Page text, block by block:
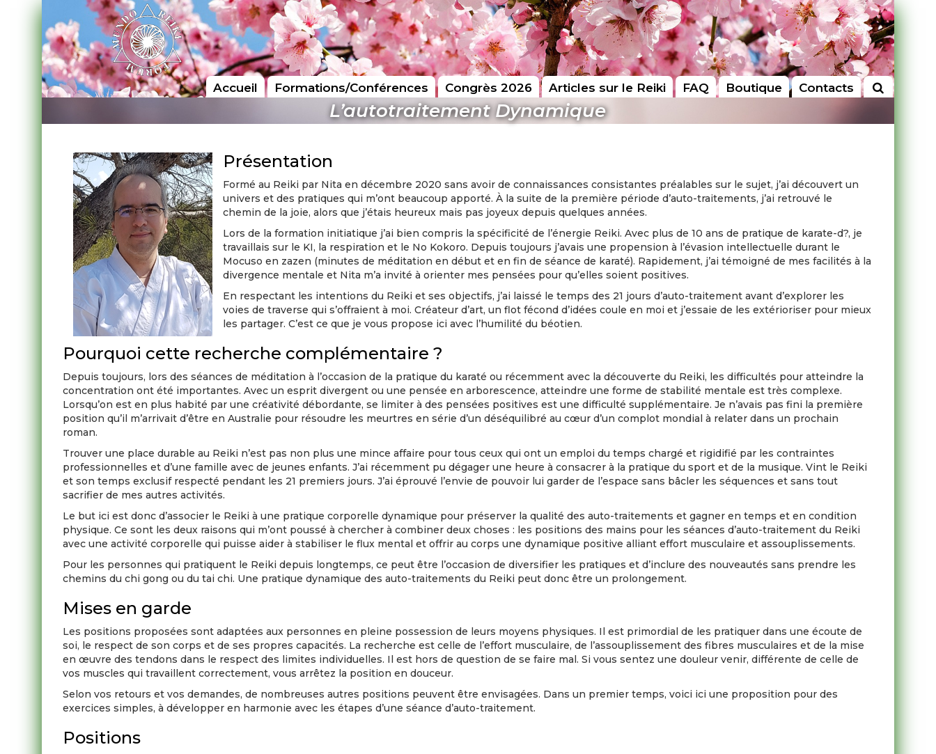
Accueil Formations/Conférences Congrès 2026 Articles sur le Reiki FAQ Boutique Contacts
L’autotraitement Dynamique
Présentation
Formé au Reiki par Nita en décembre 2020 sans avoir de connaissances consistantes préalables sur le sujet, j’ai découvert un
univers et des pratiques qui m’ont beaucoup apporté. À la suite de la première période d’auto-traitements, j’ai retrouvé le
chemin de la joie, alors que j’étais heureux mais pas joyeux depuis quelques années.
Lors de la formation initiatique j’ai bien compris la spécificité de l’énergie Reiki. Avec plus de 10 ans de pratique de karate-d?, je
travaillais sur le KI, la respiration et le No Kokoro. Depuis toujours j’avais une propension à l’évasion intellectuelle durant le
Mocuso en zazen (minutes de méditation en début et en fin de séance de karaté). Rapidement, j’ai témoigné de mes facilités à la
divergence mentale et Nita m’a invité à orienter mes pensées pour qu’elles soient positives.
En respectant les intentions du Reiki et ses objectifs, j’ai laissé le temps des 21 jours d’auto-traitement avant d’explorer les
voies de traverse qui s’offraient à moi. Créateur d’art, un flot fécond d’idées coule en moi et j’essaie de les extérioriser pour mieux
les partager. C’est ce que je vous propose ici avec l’humilité du béotien.
Pourquoi cette recherche complémentaire ?
Depuis toujours, lors des séances de méditation à l’occasion de la pratique du karaté ou récemment avec la découverte du Reiki, les difficultés pour atteindre la
concentration ont été importantes. Avec un esprit divergent ou une pensée en arborescence, atteindre une forme de stabilité mentale est très complexe.
Lorsqu’on est en plus habité par une créativité débordante, se limiter à des pensées positives est une difficulté supplémentaire. Je n’avais pas fini la première
position qu’il m’arrivait d’être en Australie pour résoudre les meurtres en série d’un déséquilibré au cœur d’un complot mondial à relater dans un prochain
roman.
Trouver une place durable au Reiki n’est pas non plus une mince affaire pour tous ceux qui ont un emploi du temps chargé et rigidifié par les contraintes
professionnelles et d’une famille avec de jeunes enfants. J’ai récemment pu dégager une heure à consacrer à la pratique du sport et de la musique. Vint le Reiki
et son temps exclusif respecté pendant les 21 premiers jours. J’ai éprouvé l’envie de pouvoir lui garder de l’espace sans bâcler les séquences et sans tout
sacrifier de mes autres activités.
Le but ici est donc d’associer le Reiki à une pratique corporelle dynamique pour préserver la qualité des auto-traitements et gagner en temps et en condition
physique. Ce sont les deux raisons qui m’ont poussé à chercher à combiner deux choses : les positions des mains pour les séances d’auto-traitement du Reiki
avec une activité corporelle qui puisse aider à stabiliser le flux mental et offrir au corps une dynamique positive alliant effort musculaire et assouplissements.
Pour les personnes qui pratiquent le Reiki depuis longtemps, ce peut être l’occasion de diversifier les pratiques et d’inclure des nouveautés sans prendre les
chemins du chi gong ou du tai chi. Une pratique dynamique des auto-traitements du Reiki peut donc être un prolongement.
Mises en garde
Les positions proposées sont adaptées aux personnes en pleine possession de leurs moyens physiques. Il est primordial de les pratiquer dans une écoute de
soi, le respect de son corps et de ses propres capacités. La recherche est celle de l’effort musculaire, de l’assouplissement des fibres musculaires et de la mise
en œuvre des tendons dans le respect des limites individuelles. Il est hors de question de se faire mal. Si vous sentez une douleur venir, différente de celle de
vos muscles qui travaillent correctement, vous arrêtez la position en douceur.
Selon vos retours et vos demandes, de nombreuses autres positions peuvent être envisagées. Dans un premier temps, voici ici une proposition pour des
exercices simples, à développer en harmonie avec les étapes d’une séance d’auto-traitement.
Positions